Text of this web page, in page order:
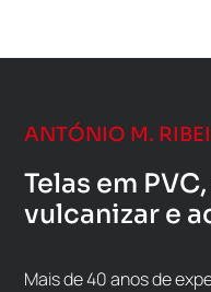
ANTÓNIO M.
Telas em
vulcanizar e
Mais de 40 anos de